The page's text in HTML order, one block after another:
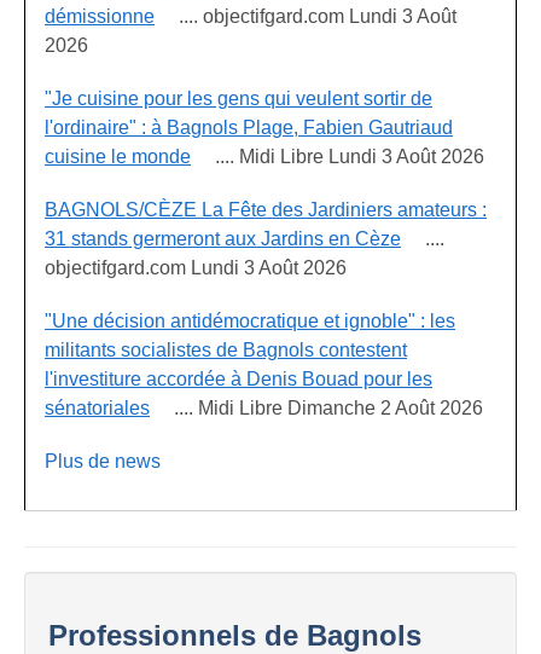
démissionne .... objectifgard.com Lundi 3 Août
2026
"Je cuisine pour les gens qui veulent sortir de
l'ordinaire" : à Bagnols Plage, Fabien Gautriaud
cuisine le monde .... Midi Libre Lundi 3 Août 2026
BAGNOLS/CÈZE La Fête des Jardiniers amateurs :
31 stands germeront aux Jardins en Cèze ....
objectifgard.com Lundi 3 Août 2026
"Une décision antidémocratique et ignoble" : les
militants socialistes de Bagnols contestent
l'investiture accordée à Denis Bouad pour les
sénatoriales .... Midi Libre Dimanche 2 Août 2026
Plus de news
Professionnels de Bagnols